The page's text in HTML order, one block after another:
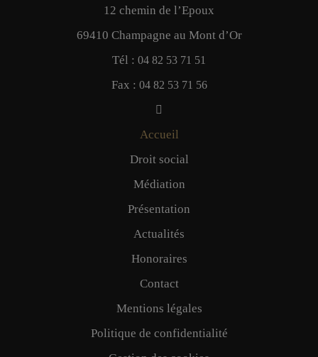
12 chemin de l’Epoux
69410 Champagne au Mont d’Or
Tél : 04 82 53 71 51
Fax : 04 82 53 71 56
Accueil
Droit social
Médiation
Présentation
Actualités
Honoraires
Contact
Mentions légales
Politique de confidentialité